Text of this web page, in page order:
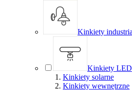
Kinkiety
Kinkiety LED
Kinkiety solarne
Kinkiety wewnętrzne